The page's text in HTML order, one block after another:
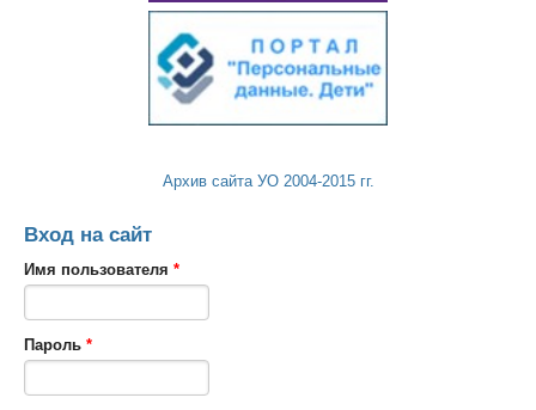
Архив сайта УО 2004-2015 гг.
Вход на сайт
Имя пользователя *
Пароль *